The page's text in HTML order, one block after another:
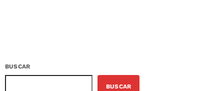
BUSCAR
BUSCAR